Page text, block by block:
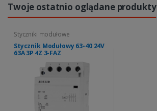
Twoje ostatnio oglądane produkty
Styczniki modułowe
Stycznik Modułowy 63-40 24V
63A 3P 4Z 3-FAZ